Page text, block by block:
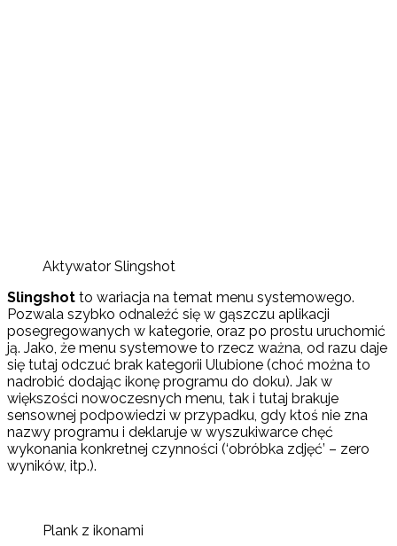
Aktywator Slingshot
Slingshot to wariacja na temat menu systemowego.
Pozwala szybko odnaleźć się w gąszczu aplikacji
posegregowanych w kategorie, oraz po prostu uruchomić
ją. Jako, że menu systemowe to rzecz ważna, od razu daje
się tutaj odczuć brak kategorii Ulubione (choć można to
nadrobić dodając ikonę programu do doku). Jak w
większości nowoczesnych menu, tak i tutaj brakuje
sensownej podpowiedzi w przypadku, gdy ktoś nie zna
nazwy programu i deklaruje w wyszukiwarce chęć
wykonania konkretnej czynności (‘obróbka zdjęć’ – zero
wyników, itp.).
Plank z ikonami